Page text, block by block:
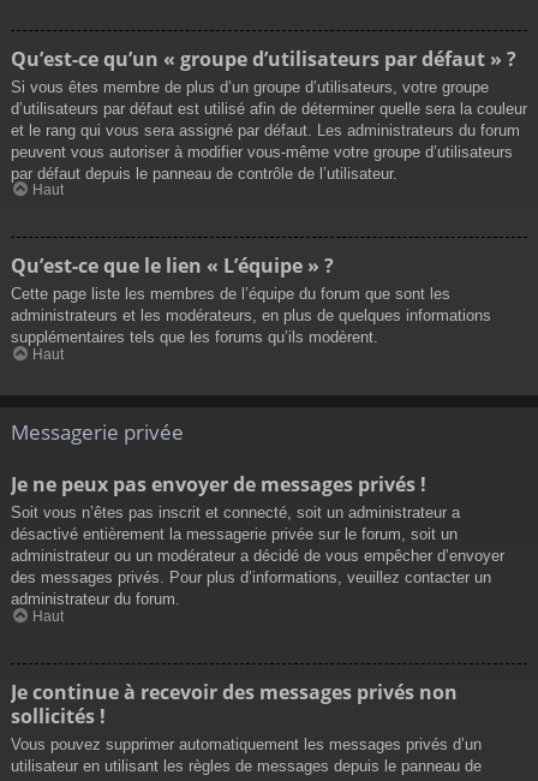
Qu’est-ce qu’un « groupe d’utilisateurs par défaut » ?
Si vous êtes membre de plus d’un groupe d’utilisateurs, votre groupe
d’utilisateurs par défaut est utilisé afin de déterminer quelle sera la couleur
et le rang qui vous sera assigné par défaut. Les administrateurs du forum
peuvent vous autoriser à modifier vous-même votre groupe d’utilisateurs
par défaut depuis le panneau de contrôle de l’utilisateur.
Haut
Qu’est-ce que le lien « L’équipe » ?
Cette page liste les membres de l’équipe du forum que sont les
administrateurs et les modérateurs, en plus de quelques informations
supplémentaires tels que les forums qu’ils modèrent.
Haut
Messagerie privée
Je ne peux pas envoyer de messages privés !
Soit vous n’êtes pas inscrit et connecté, soit un administrateur a
désactivé entièrement la messagerie privée sur le forum, soit un
administrateur ou un modérateur a décidé de vous empêcher d’envoyer
des messages privés. Pour plus d’informations, veuillez contacter un
administrateur du forum.
Haut
Je continue à recevoir des messages privés non
sollicités !
Vous pouvez supprimer automatiquement les messages privés d’un
utilisateur en utilisant les règles de messages depuis le panneau de